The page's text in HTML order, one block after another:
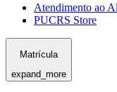
Atendimento ao
PUCRS Store
Matrícula
expand_more